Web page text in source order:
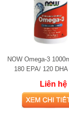
NOW Omega-3
180 EPA/ 120
Liên hệ